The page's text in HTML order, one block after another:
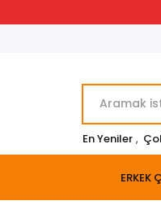
En Yeniler ,
ERKEK